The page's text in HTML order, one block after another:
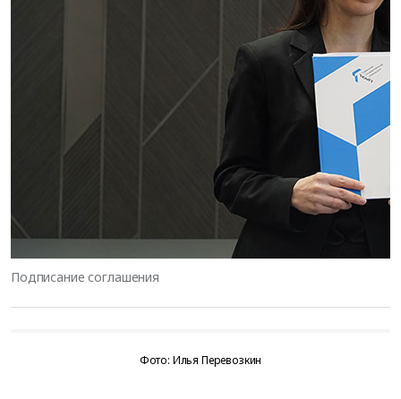
Подписание соглашения
Фото: Илья Перевозкин